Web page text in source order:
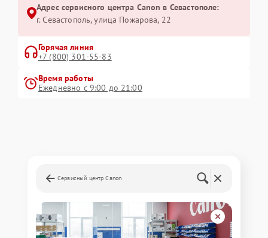
Адрес сервисного центра Canon в Севастополе:
г. Севастополь, улица Пожарова, 22
Горячая линия
+7 (800) 301-55-83
Время работы
Ежедневно с 9:00 до 21:00
Сервисный центр Canon